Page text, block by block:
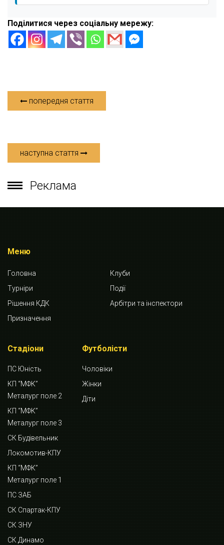
Поділитися через соціальну мережу:
попередня стаття
наступна стаття
Реклама
Меню
Головна
Клуби
Турніри
Події
Рішення КДК
Арбітри та інспектори
Призначення
Стадіони
ПС Юність
КП “МФК”
Металург поле 2
КП “МФК”
Металург поле 3
СК Будівельник
Локомотив-КПУ
КП “МФК”
Металург поле 1
ПС ЗАБ
СК Спартак-КПУ
СК ЗНУ
СК Динамо
Футболісти
Чоловіки
Жінки
Діти